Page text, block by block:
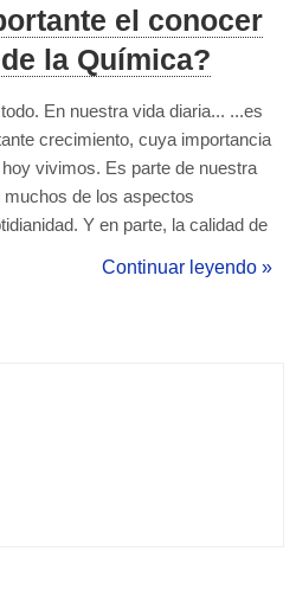
el conocer
la Química?
En nuestra vida diaria... ...es
crecimiento, cuya importancia
vivimos. Es parte de nuestra
de los aspectos
Y en parte, la calidad de
que las diferentes ciencias nos
Continuar leyendo »